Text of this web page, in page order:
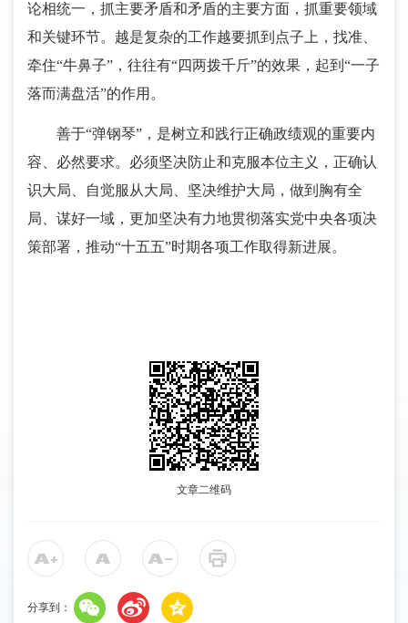
论相统一，抓主要矛盾和矛盾的主要方面，抓重要领域
和关键环节。越是复杂的工作越要抓到点子上，找准、
牵住“牛鼻子”，往往有“四两拨千斤”的效果，起到“一子
落而满盘活”的作用。
善于“弹钢琴”，是树立和践行正确政绩观的重要内
容、必然要求。必须坚决防止和克服本位主义，正确认
识大局、自觉服从大局、坚决维护大局，做到胸有全
局、谋好一域，更加坚决有力地贯彻落实党中央各项决
策部署，推动“十五五”时期各项工作取得新进展。
文章二维码
分享到：